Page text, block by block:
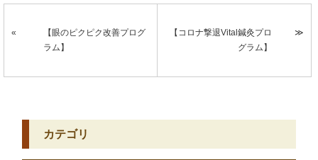
【眼のピクピク改善プログ
ラム】
【コロナ撃退Vital鍼灸プロ
グラム】
カテゴリ